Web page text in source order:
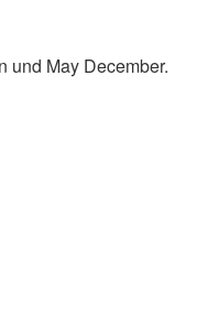
und May December.